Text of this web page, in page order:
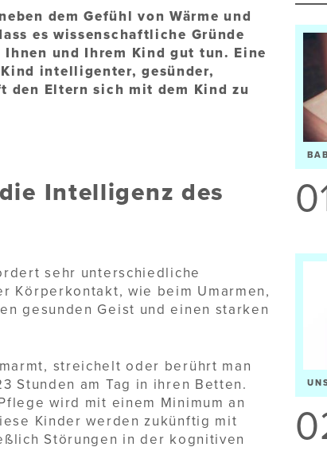
dem Gefühl von Wärme und
es wissenschaftliche Gründe
und Ihrem Kind gut tun. Eine
intelligenter, gesünder,
Eltern sich mit dem Kind zu
Intelligenz des
sehr unterschiedliche
Körperkontakt, wie beim Umarmen,
gesunden Geist und einen starken
streichelt oder berührt man
Stunden am Tag in ihren Betten.
wird mit einem Minimum an
Kinder werden zukünftig mit
Störungen in der kognitiven